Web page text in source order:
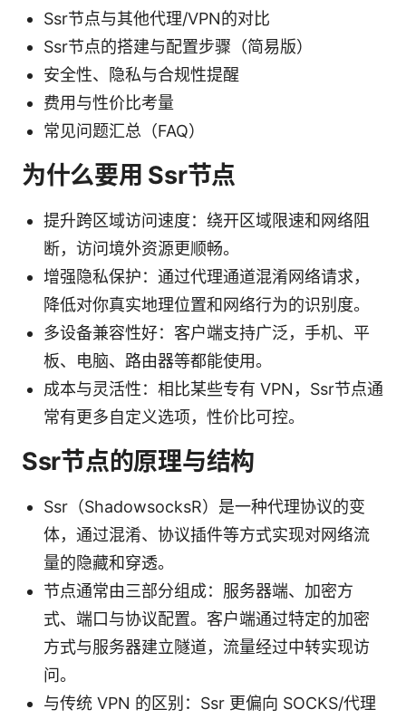
Ssr节点与其他代理/VPN的对比
Ssr节点的搭建与配置步骤（简易版）
安全性、隐私与合规性提醒
费用与性价比考量
常见问题汇总（FAQ）
为什么要用 Ssr节点
提升跨区域访问速度：绕开区域限速和网络阻
断，访问境外资源更顺畅。
增强隐私保护：通过代理通道混淆网络请求，
降低对你真实地理位置和网络行为的识别度。
多设备兼容性好：客户端支持广泛，手机、平
板、电脑、路由器等都能使用。
成本与灵活性：相比某些专有 VPN，Ssr节点通
常有更多自定义选项，性价比可控。
Ssr节点的原理与结构
Ssr（ShadowsocksR）是一种代理协议的变
体，通过混淆、协议插件等方式实现对网络流
量的隐藏和穿透。
节点通常由三部分组成：服务器端、加密方
式、端口与协议配置。客户端通过特定的加密
方式与服务器建立隧道，流量经过中转实现访
问。
与传统 VPN 的区别：Ssr 更偏向 SOCKS/代理